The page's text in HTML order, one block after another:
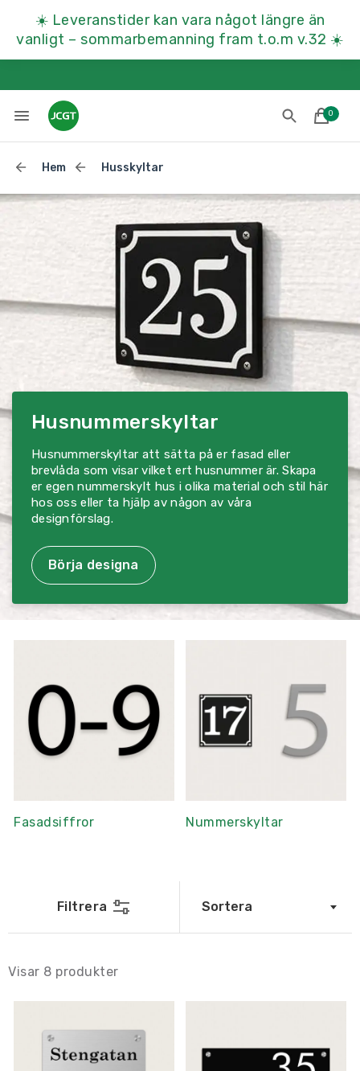
☀️ Leveranstider kan vara något längre än
vanligt – sommarbemanning fram t.o.m v.32 ☀️
0
Till kassan
Hem Husskyltar
Husnummerskyltar
Husnummerskyltar att sätta på er fasad eller
brevlåda som visar vilket ert husnummer är. Skapa
er egen nummerskylt hus i olika material och stil här
hos oss eller ta hjälp av någon av våra
designförslag.
Börja designa
Fasadsiffror Nummerskyltar
Filtrera Sortera
Visar 8 produkter